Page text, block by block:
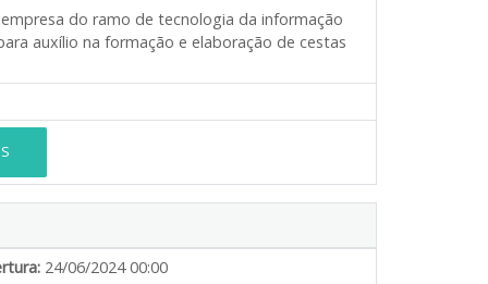
do ramo de tecnologia da informação
auxílio na formação e elaboração de cestas
24/06/2024 00:00